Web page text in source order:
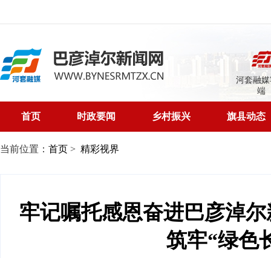
河套融
端
首页 时政要闻 乡村振兴 旗县动态
当前位置： 首页 > 精彩视界
牢记嘱托感恩奋进巴彦淖
筑牢“绿色